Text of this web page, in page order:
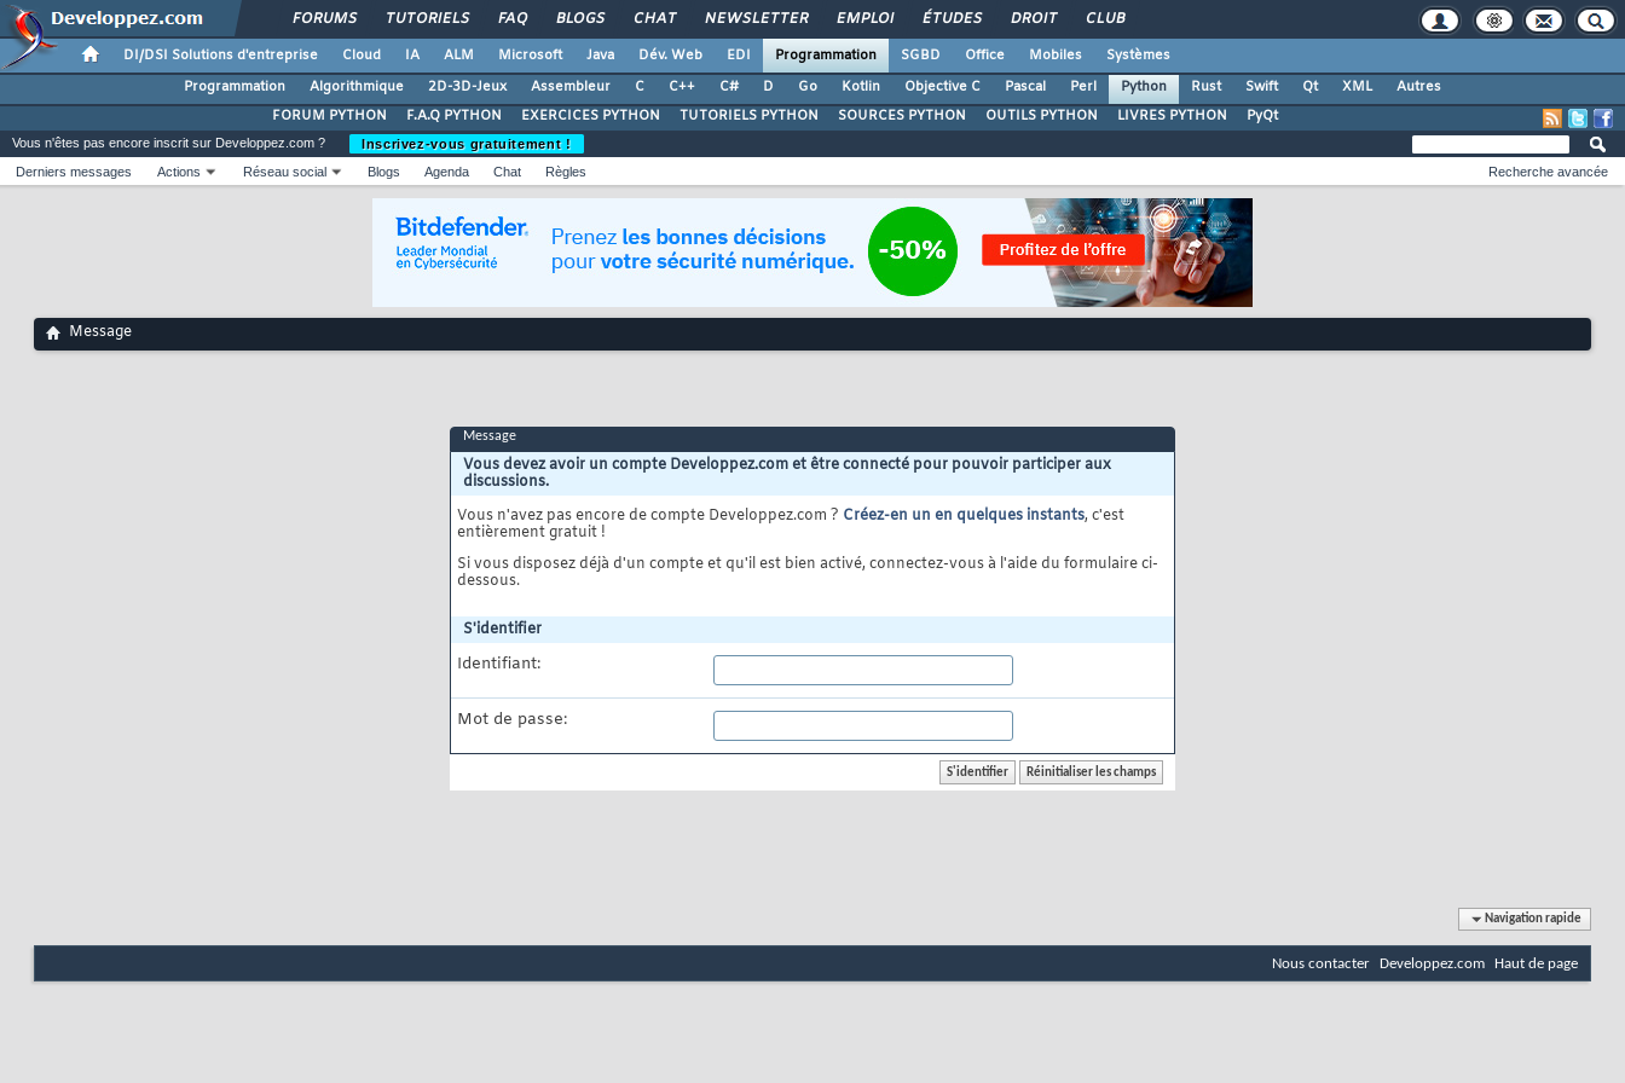
FORUMS TUTORIELS FAQ BLOGS CHAT NEWSLETTER EMPLOI ÉTUDES DROIT CLUB
DI/DSI Solutions d'entreprise Cloud IA ALM Microsoft Java Dév. Web EDI Programmation SGBD Office Mobiles
Systèmes
Programmation
Algorithmique 2D-3D-Jeux Assembleur C C++ C# D Go Kotlin Objective C Pascal Perl Python Rust Swift Qt XML
Autres
FORUM PYTHON
F.A.Q PYTHON EXERCICES PYTHON TUTORIELS PYTHON SOURCES PYTHON OUTILS PYTHON LIVRES PYTHON PyQt
Vous n'êtes pas encore inscrit sur Developpez.com ?
Inscrivez-vous gratuitement !
Derniers messages
Actions Réseau social Blogs Agenda Chat Règles Recherche avancée
Message
Message
Vous devez avoir un compte Developpez.com et être connecté pour pouvoir participer aux
discussions.
Vous n'avez pas encore de compte Developpez.com ? Créez-en un en quelques instants, c'est
entièrement gratuit !
Si vous disposez déjà d'un compte et qu'il est bien activé, connectez-vous à l'aide du formulaire ci-
dessous.
S'identifier
Identifiant:
Mot de passe:
Navigation rapide
Nous contacter Developpez.com Haut de page